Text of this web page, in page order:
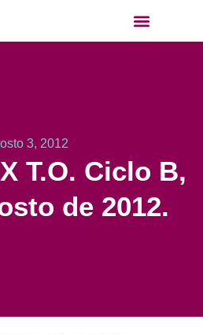
3, 2012
T.O. Ciclo B,
de 2012.